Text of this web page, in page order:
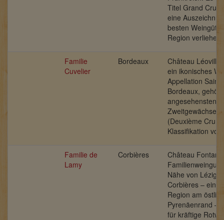
Titel Grand Cru
eine
besten
Region
Familie
Cuvelier
Bordeaux
Château Léoville
ein ikonisches
Appellation
Bordeaux,
angesehensten
Zweitgewächsen
(Deuxième Cru
Klassifikation
Familie de
Lamy
Corbières
Château
Familienweingut
Nähe von
Corbières –
Region am
Pyrenäenrand –
für kräftige